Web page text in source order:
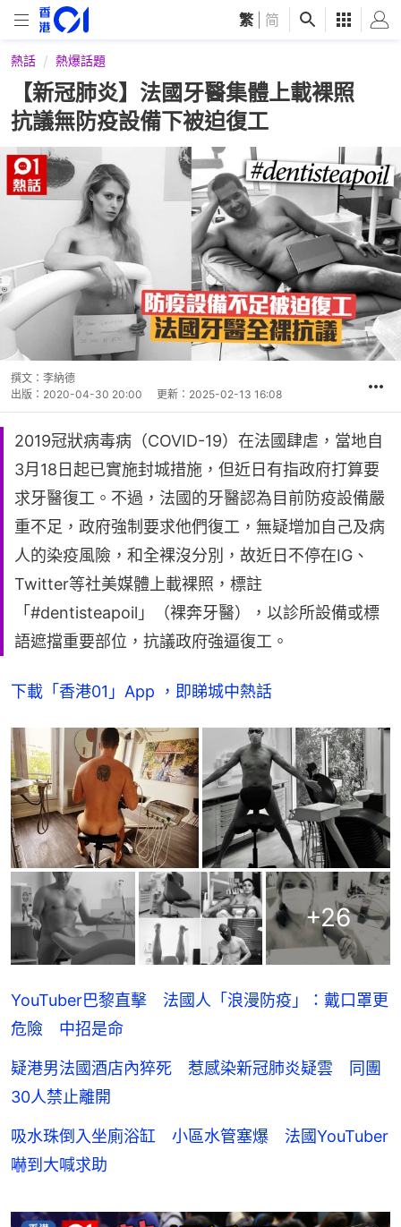
繁 简
熱話 熱爆話題
【新冠肺炎】法國牙醫集體上載裸照
抗議無防疫設備下被迫復工
撰文： 李納德
出版： 2020-04-30 20:00 更新： 2025-02-13 16:08
2019冠狀病毒病（COVID-19）在法國肆虐，當地自
3月18日起已實施封城措施，但近日有指政府打算要
求牙醫復工。不過，法國的牙醫認為目前防疫設備嚴
重不足，政府強制要求他們復工，無疑增加自己及病
人的染疫風險，和全裸沒分別，故近日不停在IG、
Twitter等社美媒體上載裸照，標註
「#dentisteapoil」（裸奔牙醫），以診所設備或標
語遮擋重要部位，抗議政府強逼復工。
下載「香港01」App ，即睇城中熱話
+26
YouTuber巴黎直擊 法國人「浪漫防疫」：戴口罩更
危險 中招是命
疑港男法國酒店內猝死 惹感染新冠肺炎疑雲 同團
30人禁止離開
吸水珠倒入坐廁浴缸 小區水管塞爆 法國YouTuber
嚇到大喊求助